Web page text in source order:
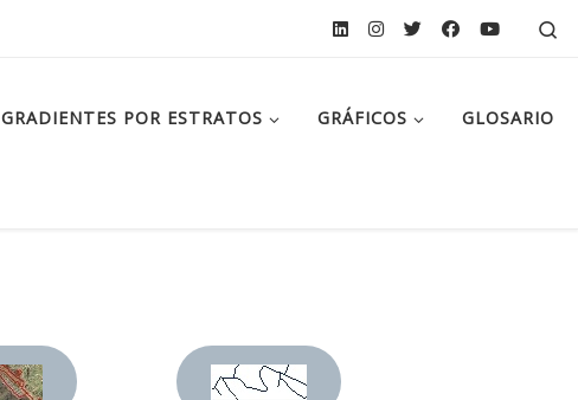
GRADIENTES POR ESTRATOS GRÁFICOS GLOSARIO